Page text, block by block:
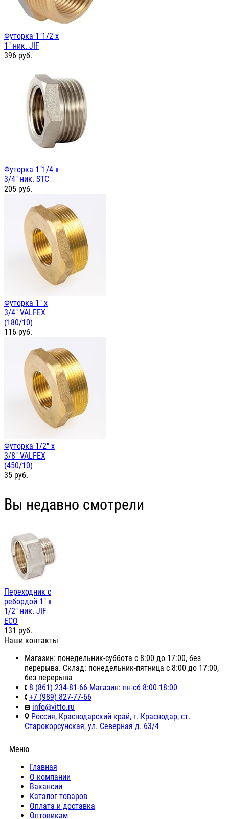
Футорка 1"1/2 х
1" ник. JIF
396 руб.
Футорка 1"1/4 х
3/4" ник. STC
205 руб.
Футорка 1" х
3/4" VALFEX
(180/10)
116 руб.
Футорка 1/2" х
3/8" VALFEX
(450/10)
35 руб.
Вы недавно смотрели
Переходник с
ребордой 1" х
1/2" ник. JIF
ЕСО
131 руб.
Наши контакты
Магазин: понедельник-суббота с 8:00 до 17:00, без
перерыва. Склад: понедельник-пятница с 8:00 до 17:00,
без перерыва
8 (861) 234-81-66 Магазин: пн-сб 8:00-18:00
+7 (989) 827-77-66
info@vitto.ru
Россия, Краснодарский край, г. Краснодар, ст.
Старокорсунская, ул. Северная д. 63/4
Меню
Главная
О компании
Вакансии
Каталог товаров
Оплата и доставка
Оптовикам